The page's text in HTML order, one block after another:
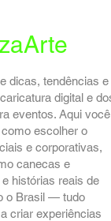
dicas, tendências e
digital e
eventos. Aqui você
escolher o
e corporativas,
canecas e
histórias reais de
o Brasil — tudo
criar experiências